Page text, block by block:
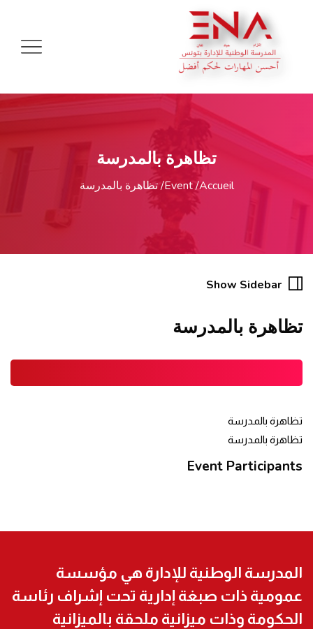
تظاهرة بالمدرسة
Accueil
Event تظاهرة بالمدرسة
Show Sidebar
تظاهرة بالمدرسة
تظاهرة بالمدرسة
تظاهرة بالمدرسة
Event Participants
المدرسة الوطنية للإدارة هي مؤسسة
عمومية ذات صبغة إدارية تحت إشراف رئاسة
الحكومة وذات ميزانية ملحقة بالميزانية